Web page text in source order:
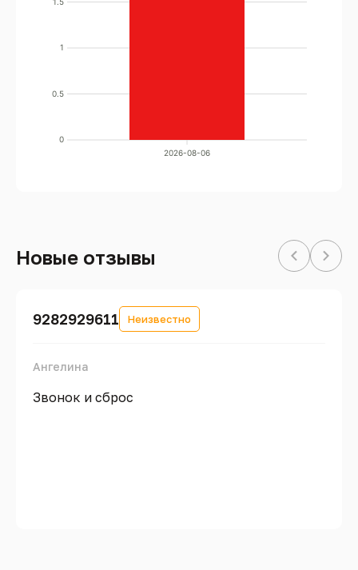
0
0.5
1
2026-08-06
Новые отзывы
9282929611 Неизвестно
Ангелина
Звонок и сброс